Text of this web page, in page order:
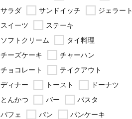
サラダ
サンドイッチ
ジェラート
スイーツ
ステーキ
ソフトクリーム
タイ料理
チーズケーキ
チャーハン
チョコレート
テイクアウト
ディナー
トースト
ドーナツ
とんかつ
バー
パスタ
パフェ
パン
パンケーキ